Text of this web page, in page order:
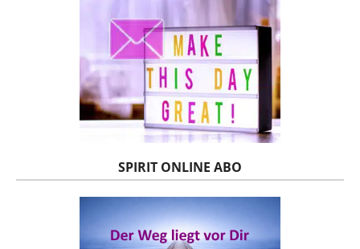
SPIRIT ONLINE ABO